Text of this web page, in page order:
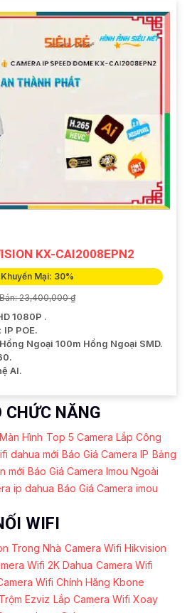
KX-CAI2008EPN2
Khuyến Mại: 30%
23,400,000 ₫
1080P .
IP POE.
Hồng Ngoại 100m Hồng Ngoại SMD.
AI.
CHỨC NĂNG
Hình Top 5 Camera Lắp Công
dahua mới Báo Giá Camera IP Bảng
mới Báo Giá Camera Imou Ngoài
ip dahua Báo Giá Camera imou
WIFI
Trong Nhà Camera Wifi Hikvision
Wifi 2K Dahua Camera Wifi
Wifi Chính Hãng Kbone
Ezviz Lắp Camera Wifi Xoay